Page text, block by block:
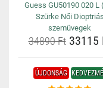
Guess GU50190 020 L
Szürke Női Dioptriás
szemüvegek
34890 Ft33115
ÚJDONSÁG